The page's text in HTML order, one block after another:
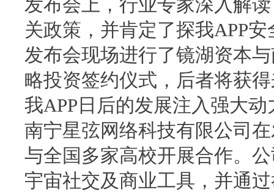
发布会上，行业专家深入解
关政策，并肯定了探我APP
发布会现场进行了镜湖资本
略投资签约仪式，后者将获
我APP日后的发展注入强大动
南宁星弦网络科技有限公司
与全国多家高校开展合作。
宇宙社交及商业工具，并通